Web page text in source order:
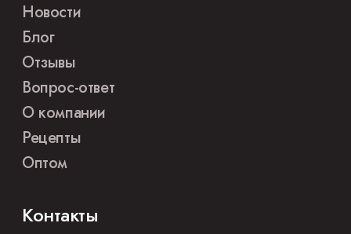
Новости
Блог
Отзывы
Вопрос-ответ
О компании
Рецепты
Оптом
Контакты